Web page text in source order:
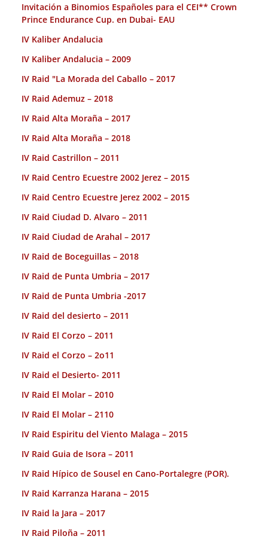
Invitación a Binomios Españoles para el CEI** Crown
Prince Endurance Cup. en Dubai- EAU
IV Kaliber Andalucia
IV Kaliber Andalucia – 2009
IV Raid "La Morada del Caballo – 2017
IV Raid Ademuz – 2018
IV Raid Alta Moraña – 2017
IV Raid Alta Moraña – 2018
IV Raid Castrillon – 2011
IV Raid Centro Ecuestre 2002 Jerez – 2015
IV Raid Centro Ecuestre Jerez 2002 – 2015
IV Raid Ciudad D. Alvaro – 2011
IV Raid Ciudad de Arahal – 2017
IV Raid de Boceguillas – 2018
IV Raid de Punta Umbria – 2017
IV Raid de Punta Umbria -2017
IV Raid del desierto – 2011
IV Raid El Corzo – 2011
IV Raid el Corzo – 2o11
IV Raid el Desierto- 2011
IV Raid El Molar – 2010
IV Raid El Molar – 2110
IV Raid Espiritu del Viento Malaga – 2015
IV Raid Guia de Isora – 2011
IV Raid Hípico de Sousel en Cano-Portalegre (POR).
IV Raid Karranza Harana – 2015
IV Raid la Jara – 2017
IV Raid Piloña – 2011